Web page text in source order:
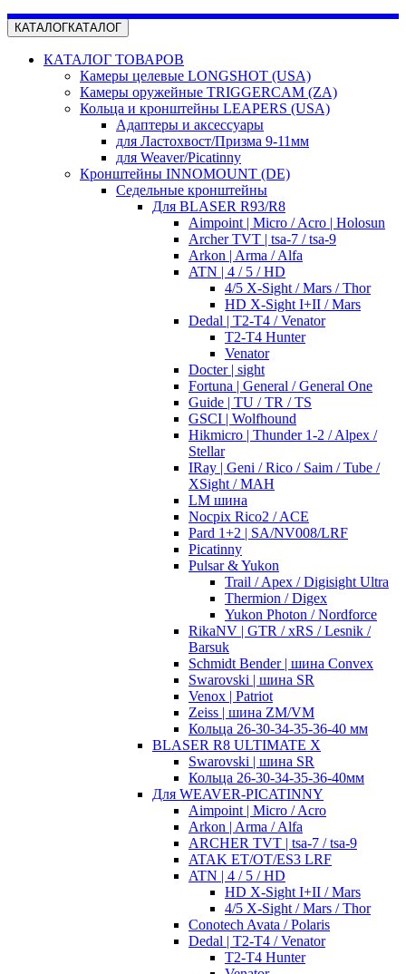
КАТАЛОГКАТАЛОГ
КАТАЛОГ ТОВАРОВ
Камеры целевые LONGSHOT (USA)
Камеры оружейные TRIGGERCAM (ZA)
Кольца и кронштейны LEAPERS (USA)
Адаптеры и аксессуары
для Ластохвост/Призма 9-11мм
для Weaver/Picatinny
Кронштейны INNOMOUNT (DE)
Седельные кронштейны
Для BLASER R93/R8
Aimpoint | Micro / Acro | Holosun
Archer TVT | tsa-7 / tsa-9
Arkon | Arma / Alfa
ATN | 4 / 5 / HD
4/5 X-Sight / Mars / Thor
HD X-Sight I+II / Mars
Dedal | T2-T4 / Venator
T2-T4 Hunter
Venator
Docter | sight
Fortuna | General / General One
Guide | TU / TR / TS
GSCI | Wolfhound
Hikmicro | Thunder 1-2 / Alpex /
Stellar
IRay | Geni / Rico / Saim / Tube /
XSight / MAH
LM шина
Nocpix Rico2 / ACE
Pard 1+2 | SA/NV008/LRF
Picatinny
Pulsar & Yukon
Trail / Apex / Digisight Ultra
Thermion / Digex
Yukon Photon / Nordforce
RikaNV | GTR / xRS / Lesnik /
Barsuk
Schmidt Bender | шина Convex
Swarovski | шина SR
Venox | Patriot
Zeiss | шина ZM/VM
Кольца 26-30-34-35-36-40 мм
BLASER R8 ULTIMATE X
Swarovski | шина SR
Кольца 26-30-34-35-36-40мм
Для WEAVER-PICATINNY
Aimpoint | Micro / Acro
Arkon | Arma / Alfa
ARCHER TVT | tsa-7 / tsa-9
ATAK ET/OT/ES3 LRF
ATN | 4 / 5 / HD
HD X-Sight I+II / Mars
4/5 X-Sight / Mars / Thor
Conotech Avata / Polaris
Dedal | T2-T4 / Venator
T2-T4 Hunter